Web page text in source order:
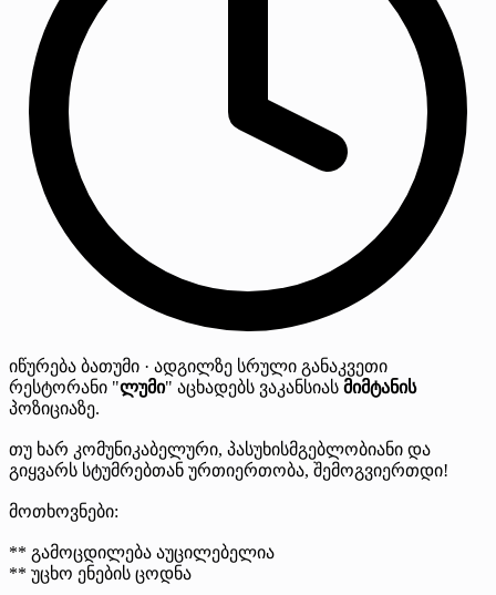
იწურება ბათუმი · ადგილზე სრული განაკვეთი
რესტორანი "ლუმი" აცხადებს ვაკანსიას მიმტანის
პოზიციაზე.
თუ ხარ კომუნიკაბელური, პასუხისმგებლობიანი და
გიყვარს სტუმრებთან ურთიერთობა, შემოგვიერთდი!
მოთხოვნები:
** გამოცდილება აუცილებელია
** უცხო ენების ცოდნა